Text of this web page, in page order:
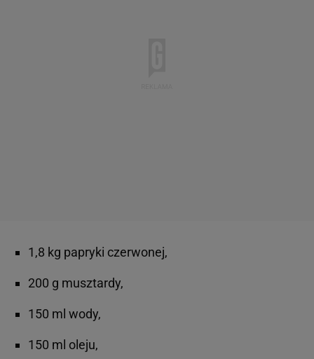
1,8 kg papryki czerwonej,
200 g musztardy,
150 ml wody,
150 ml oleju,